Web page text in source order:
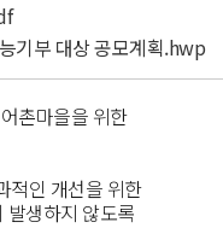
기부 대상 공모계획.hwp
촌마을을 위한
적인 개선을 위한
발생하지 않도록